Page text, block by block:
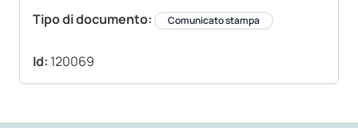
Tipo di documento: Comunicato stampa
Id: 120069